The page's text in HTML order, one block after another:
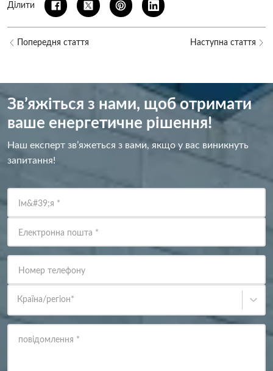
Ділити
Попередня стаття Наступна стаття
Зв’яжіться з нами, щоб отримати
ваше енергетичне рішення!
Наш експерт зв’яжеться з вами, якщо у вас виникнуть
запитання!
Ім&#39;я *
Електронна пошта *
Номер телефону
Країна/регіон*
повідомлення *